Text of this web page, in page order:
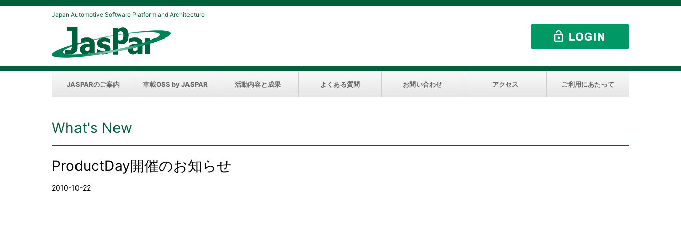
Japan Automotive Software Platform and Architecture
JASPARのご案内 車載OSS by JASPAR 活動内容と成果 よくある質問 お問い合わせ アクセス ご利用にあたって
What's New
ProductDay開催のお知らせ
2010-10-22